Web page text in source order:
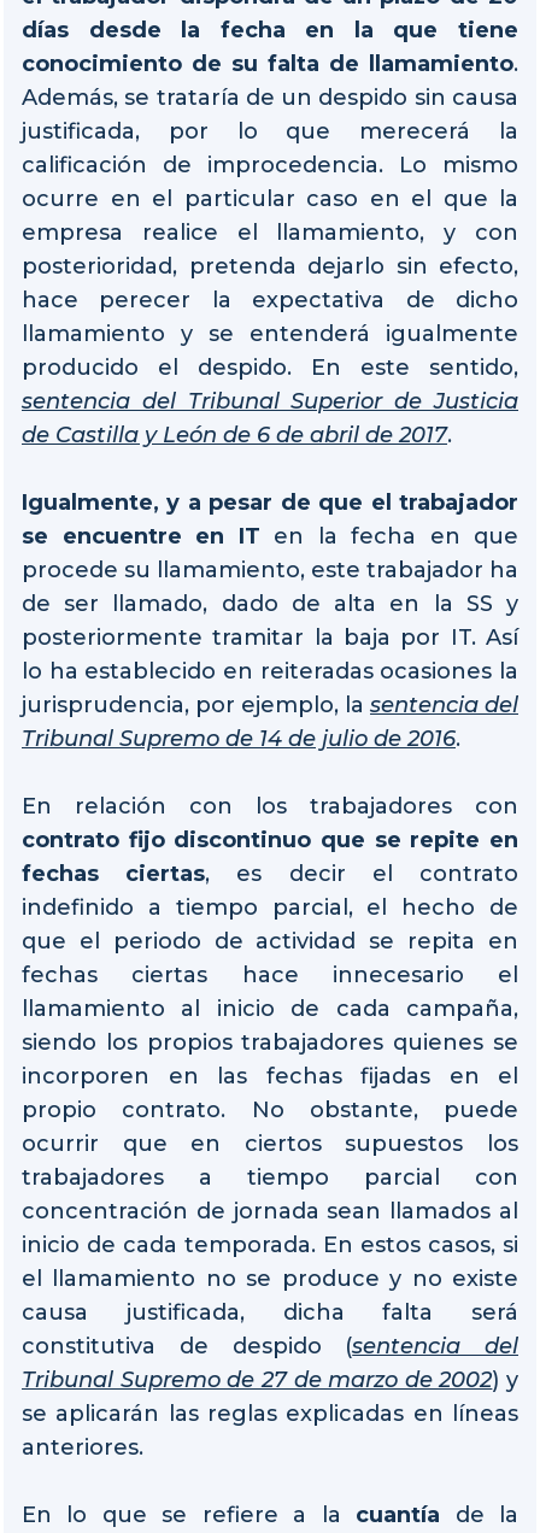
días desde la fecha en la que tiene
conocimiento de su falta de llamamiento.
Además, se trataría de un despido sin causa
justificada, por lo que merecerá la
calificación de improcedencia. Lo mismo
ocurre en el particular caso en el que la
empresa realice el llamamiento, y con
posterioridad, pretenda dejarlo sin efecto,
hace perecer la expectativa de dicho
llamamiento y se entenderá igualmente
producido el despido. En este sentido,
sentencia del Tribunal Superior de Justicia
de Castilla y León de 6 de abril de 2017.
Igualmente, y a pesar de que el trabajador
se encuentre en IT en la fecha en que
procede su llamamiento, este trabajador ha
de ser llamado, dado de alta en la SS y
posteriormente tramitar la baja por IT. Así
lo ha establecido en reiteradas ocasiones la
jurisprudencia, por ejemplo, la sentencia del
Tribunal Supremo de 14 de julio de 2016.
En relación con los trabajadores con
contrato fijo discontinuo que se repite en
fechas ciertas, es decir el contrato
indefinido a tiempo parcial, el hecho de
que el periodo de actividad se repita en
fechas ciertas hace innecesario el
llamamiento al inicio de cada campaña,
siendo los propios trabajadores quienes se
incorporen en las fechas fijadas en el
propio contrato. No obstante, puede
ocurrir que en ciertos supuestos los
trabajadores a tiempo parcial con
concentración de jornada sean llamados al
inicio de cada temporada. En estos casos, si
el llamamiento no se produce y no existe
causa justificada, dicha falta será
constitutiva de despido (sentencia del
Tribunal Supremo de 27 de marzo de 2002) y
se aplicarán las reglas explicadas en líneas
anteriores.
En lo que se refiere a la cuantía de la